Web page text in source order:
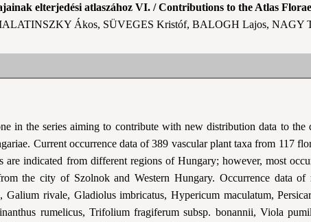
elterjedési atlaszához VI. / Contributions to the Atlas
Ákos, SÜVEGES Kristóf, BALOGH Lajos, NAGY
in the series aiming to contribute with new distribution data to the
Current occurrence data of 389 vascular plant taxa from 117
indicated from different regions of Hungary; however, most
the city of Szolnok and Western Hungary. Occurrence data of
rivale, Gladiolus imbricatus, Hypericum maculatum,
rumelicus, Trifolium fragiferum subsp. bonannii, Viola